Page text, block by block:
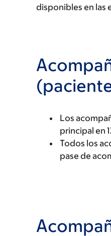
disponibles en las
Los
principal en
Todos los
pase de